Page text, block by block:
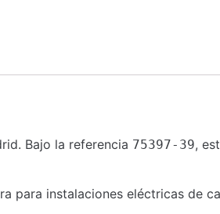
Bajo la referencia 75397-39,
para instalaciones eléctricas de